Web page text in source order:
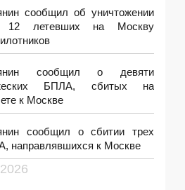
сообщил об уничтожении
12 летевших на Москву
сообщил о девяти
БПЛА, сбитых на
к Москве
сообщил о сбитии трех
направлявшихся к Москве
2026